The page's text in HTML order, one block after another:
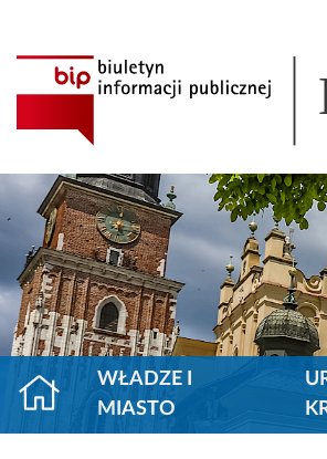
WŁADZE I
MIASTO